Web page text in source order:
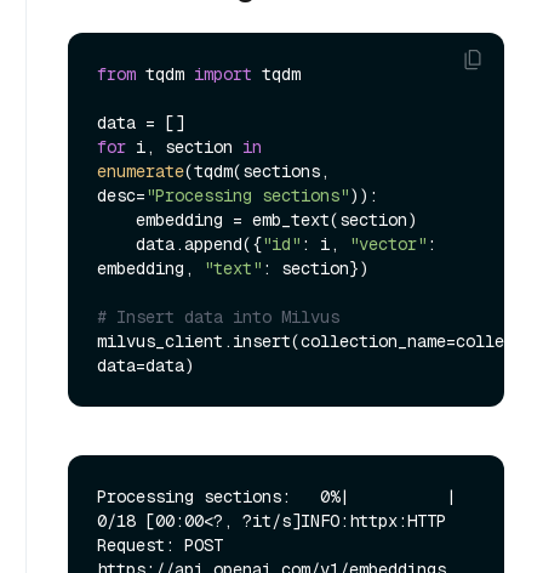
from tqdm import tqdm
for i, section in
enumerate(tqdm(sections,
desc="Processing sections")):
    data.append({
"id" : i, "vector" :
embedding,
"text" : section})
# Insert data into Milvus
Processing sections:   0%|          |
0/18 [00:00<?, ?it/s]INFO:httpx:HTTP
Request: POST